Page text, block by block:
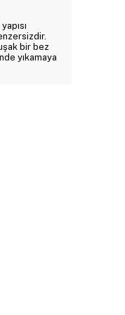
bir bez
yıkamaya